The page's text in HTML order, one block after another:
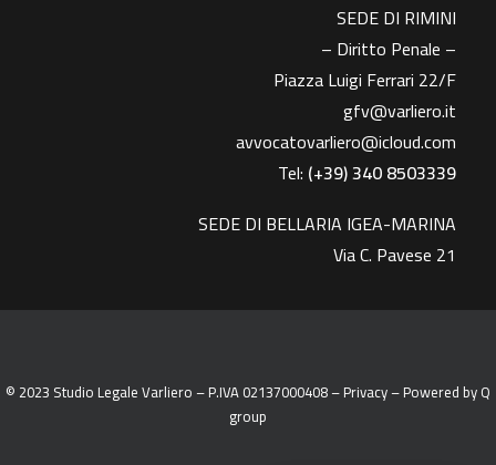
SEDE DI RIMINI
– Diritto Penale –
Piazza Luigi Ferrari 22/F
gfv@varliero.it
avvocatovarliero@icloud.com
Tel: (+39) 340 8503339
SEDE DI BELLARIA IGEA-MARINA
Via C. Pavese 21
© 2023 Studio Legale Varliero – P.IVA 02137000408 –Privacy– Powered byQ
group